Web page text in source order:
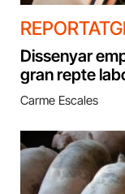
Dissenyar
gran repte
Carme Escales